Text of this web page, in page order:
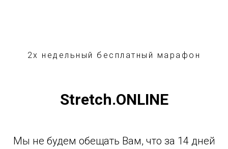
2х недельный бесплатный марафон
Stretch.ONLINE
Мы не будем обещать Вам, что за 14 дней